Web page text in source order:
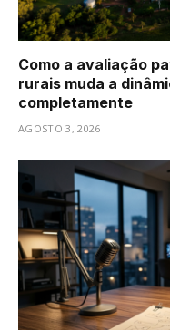
Como a avaliação
rurais muda a
completamente
AGOSTO 3, 2026